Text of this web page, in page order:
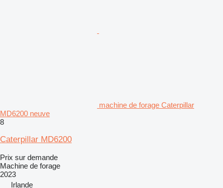
machine de forage Caterpillar
MD6200 neuve
8
Caterpillar MD6200
Prix sur demande
Machine de forage
2023
Irlande